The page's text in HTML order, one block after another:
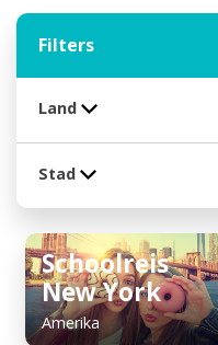
Filters
Land
Stad
Schoolreis
New York
Amerika